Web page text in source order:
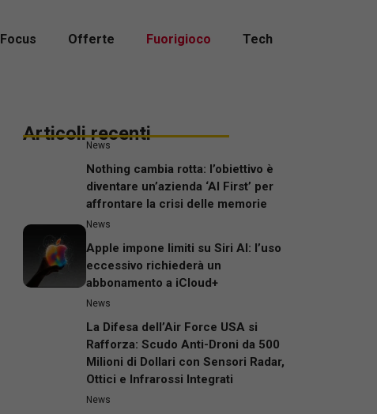
Focus Offerte Fuorigioco Tech
Articoli recenti
News
Nothing cambia rotta: l’obiettivo è
diventare un’azienda ‘AI First’ per
affrontare la crisi delle memorie
News
Apple impone limiti su Siri AI: l’uso
eccessivo richiederà un
abbonamento a iCloud+
News
La Difesa dell’Air Force USA si
Rafforza: Scudo Anti-Droni da 500
Milioni di Dollari con Sensori Radar,
Ottici e Infrarossi Integrati
News